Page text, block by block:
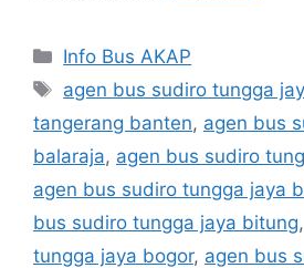
Categories
Info Bus AKAP
Tags
agen bus sudiro tungga
tangerang banten, agen bus
balaraja, agen bus sudiro
agen bus sudiro tungga jaya
bus sudiro tungga jaya bitung,
tungga jaya bogor, agen bus